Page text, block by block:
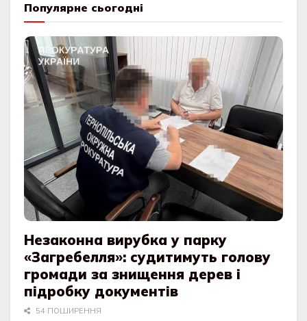
Популярне сьогодні
Незаконна вирубка у парку
«Загребелля»: судитимуть голову
громади за знищення дерев і
підробку документів
54 ПОШИРЕННЯ